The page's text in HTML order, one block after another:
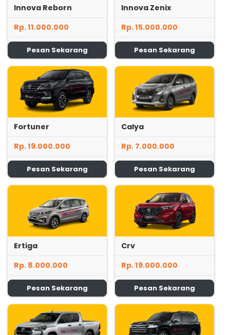
Innova Reborn
Rp. 11.000.000
Pesan Sekarang
Innova Zenix
Rp. 15.000.000
Pesan Sekarang
Fortuner
Rp. 19.000.000
Pesan Sekarang
Calya
Rp. 7.000.000
Pesan Sekarang
Ertiga
Rp. 8.000.000
Pesan Sekarang
Crv
Rp. 19.000.000
Pesan Sekarang